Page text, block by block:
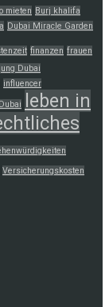
mieten Burj khalifa
Dubai Miracle Garden
finanzen frauen
Dubai
influencer
leben in
Versicherungskosten